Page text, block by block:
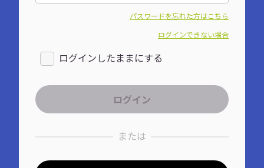
パスワードを忘れた方はこちら
ログインできない場合
ログインしたままにする
または